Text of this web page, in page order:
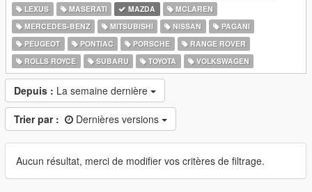
LEXUS
MASERATI MAZDA
MCLAREN
MERCEDES-BENZ
MITSUBISHI NISSAN
PAGANI
PEUGEOT
PONTIAC PORSCHE
RANGE ROVER
ROLLS ROYCE
SUBARU TOYOTA VOLKSWAGEN
Depuis : La semaine dernière
Trier par : Dernières versions
Aucun résultat, merci de modifier vos critères de filtrage.